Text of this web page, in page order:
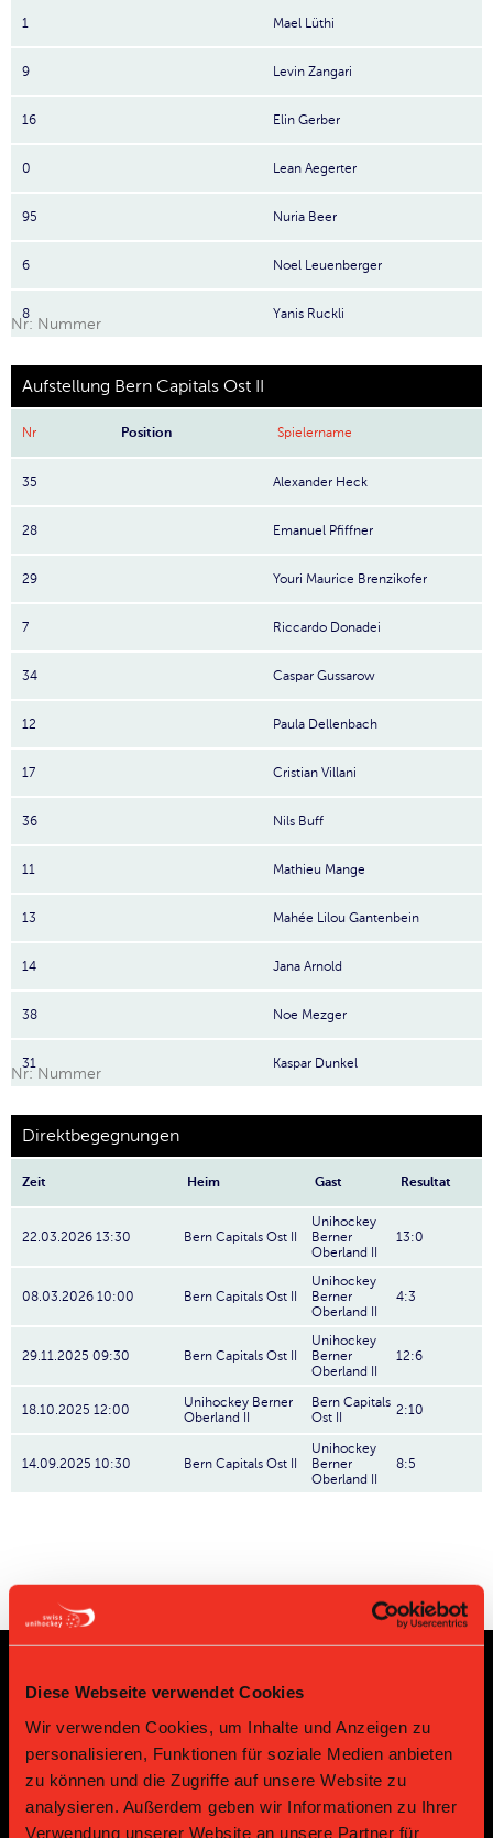
Diese Webseite verwendet Cookies
Wir verwenden Cookies, um Inhalte und Anzeigen zu
personalisieren, Funktionen für soziale Medien anbieten
zu können und die Zugriffe auf unsere Website zu
analysieren. Außerdem geben wir Informationen zu Ihrer
Verwendung unserer Website an unsere Partner für
1 Mael Lüthi
9 Levin Zangari
16 Elin Gerber
0 Lean Aegerter
95 Nuria Beer
6 Noel Leuenberger
8 Yanis Ruckli
Nr: Nummer
Aufstellung Bern Capitals Ost II
Nr Position Spielername
35 Alexander Heck
28 Emanuel Pfiffner
29 Youri Maurice Brenzikofer
7 Riccardo Donadei
34 Caspar Gussarow
12 Paula Dellenbach
17 Cristian Villani
36 Nils Buff
11 Mathieu Mange
13 Mahée Lilou Gantenbein
14 Jana Arnold
38 Noe Mezger
31 Kaspar Dunkel
Nr: Nummer
Direktbegegnungen
Zeit Heim Gast Resultat
22.03.2026 13:30 Bern Capitals Ost II
Unihockey
Berner
Oberland II
13:0
08.03.2026 10:00 Bern Capitals Ost II
Unihockey
Berner
Oberland II
4:3
29.11.2025 09:30 Bern Capitals Ost II
Unihockey
Berner
Oberland II
12:6
18.10.2025 12:00
Unihockey Berner
Oberland II
Bern Capitals
Ost II
2:10
14.09.2025 10:30 Bern Capitals Ost II
Unihockey
Berner
Oberland II
8:5
Sponsoren und Partner
Platin Partner